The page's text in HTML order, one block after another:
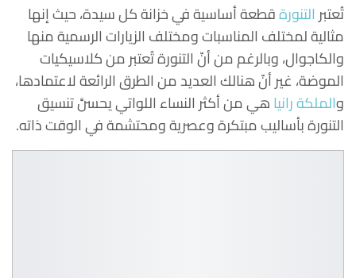
تُعتبرالتنورةقطعة أساسية في خزانة كل سيدة، حيث إنها
مثالية لمختلف المناسبات ومختلف الزيارات الرسمية منها
والكاجوال، وبالرغم من أنّ التنورة تُعتبر من كلاسيكيات
الموضة، غير أنّ هنالك العديد من الطرق الرائعة لاعتمادها،
والملكة رانياهي من أكثر النساء اللواتي يحسنَّ تنسيق
التنورة بأساليب مبتكرة وعصرية ومحتشمة في الوقت ذاته.